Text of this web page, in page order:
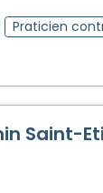
Praticien
Saint-